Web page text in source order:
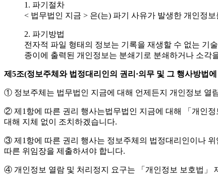
1. 파기절차
< 법무법인 지금 > 은(는) 파기 사유가 발생한 개인정
2. 파기방법
전자적 파일 형태의 정보는 기록을 재생할 수 없는 기
종이에 출력된 개인정보는 분쇄기로 분쇄하거나 소각
제5조(정보주체와 법정대리인의 권리·의무 및 그 행사방법
① 정보주체는 법무법인 지금에 대해 언제든지 개인정보 열
② 제1항에 따른 권리 행사는법무법인 지금에 대해 「개인
대해 지체 없이 조치하겠습니다.
③ 제1항에 따른 권리 행사는 정보주체의 법정대리인이나 위
따른 위임장을 제출하셔야 합니다.
④ 개인정보 열람 및 처리정지 요구는 「개인정보 보호법」